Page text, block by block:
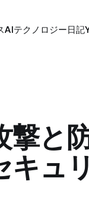
AIテクノロジー日記
撃と
ュ